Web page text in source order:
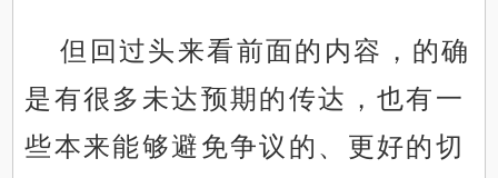
但回过头来看前面的内容，的确
是有很多未达预期的传达，也有一
些本来能够避免争议的、更好的切